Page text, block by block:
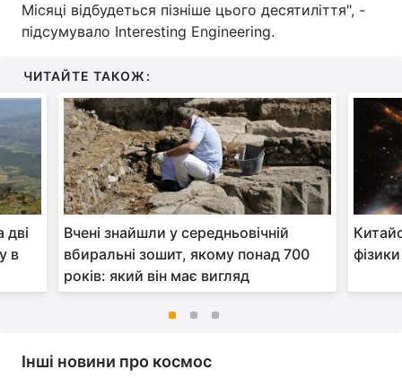
Місяці відбудеться пізніше цього десятиліття", -
підсумувало Interesting Engineering.
ЧИТАЙТЕ ТАКОЖ:
в
Вчені знайшли у середньовічній
вбиральні зошит, якому понад 700
років: який він має вигляд
Інші новини про космос